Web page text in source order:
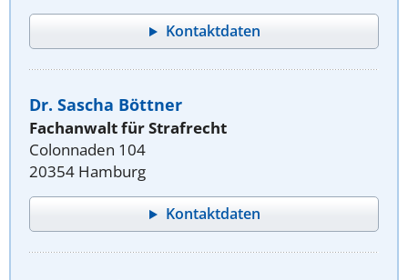
Kontaktdaten
Dr. Sascha Böttner
Fachanwalt für Strafrecht
Colonnaden 104
20354 Hamburg
Kontaktdaten